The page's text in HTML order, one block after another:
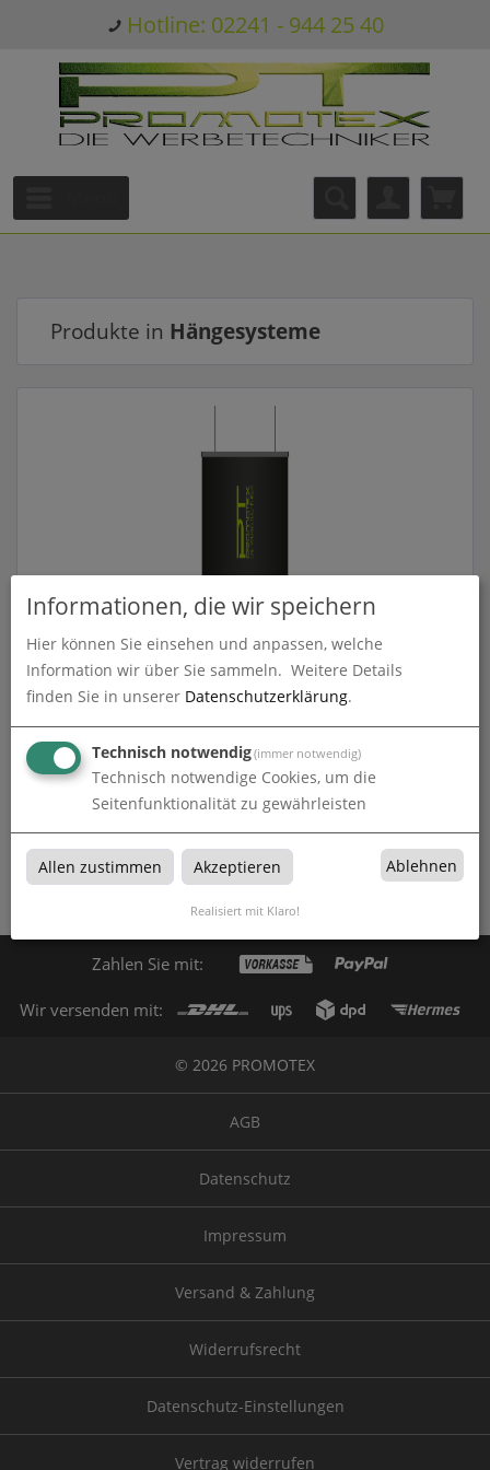
Hotline: 02241 - 944 25 40
Produkte in Hängesysteme
Posterschiene
zum Artikel
Hängesysteme
Hängesysteme bei PROMOTEX in Troisdorf, Sankt Augustin,
Siegburg, Bonn, Köln
Zahlen Sie mit:
Wir versenden mit:
© 2026 PROMOTEX
AGB
Datenschutz
Impressum
Versand & Zahlung
Widerrufsrecht
Datenschutz-Einstellungen
Vertrag widerrufen
Informationen, die wir speichern
Hier können Sie einsehen und anpassen, welche
Information wir über Sie sammeln. Weitere Details
finden Sie in unserer Datenschutzerklärung.
Technisch notwendig(immer notwendig)
Technisch notwendige Cookies, um die
Seitenfunktionalität zu gewährleisten
Allen zustimmen Akzeptieren Ablehnen
Realisiert mit Klaro!